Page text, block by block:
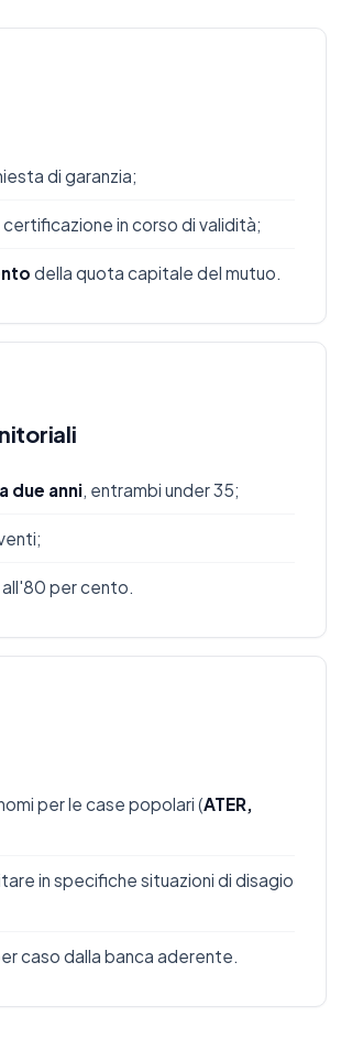
di garanzia;
certificazione in corso di validità;
della quota capitale del mutuo.
due anni , entrambi under 35;
per cento.
per le case popolari (ATER,
in specifiche situazioni di disagio
caso dalla banca aderente.